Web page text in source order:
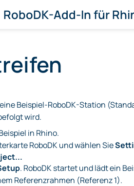
RoboDK-Add-In für
Beispiel-RoboDK-Station
wird.
in Rhino.
RoboDK und wählen Sie
. RoboDK startet und lädt ein
Referenzrahmen (Referenz 1).